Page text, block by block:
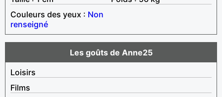
Couleurs des yeux : Non
renseigné
Les goûts de Anne25
Loisirs
Films